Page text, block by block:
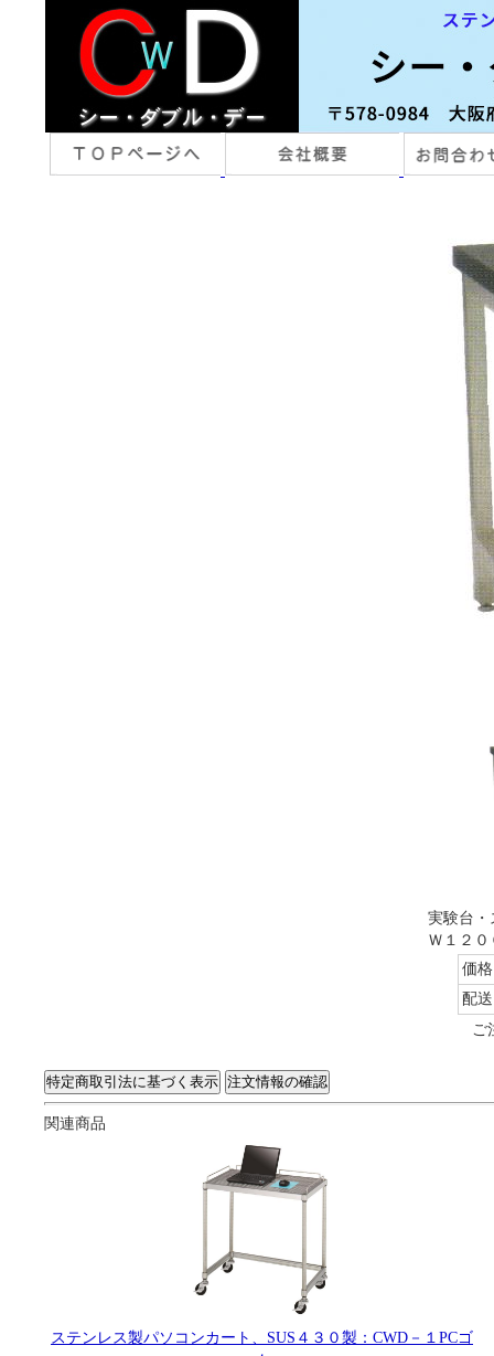
実験台・
Ｗ１２０
価格
配
ご
関連商品
ステンレス製パソコンカート、SUS４３０製：CWD－１PCゴ